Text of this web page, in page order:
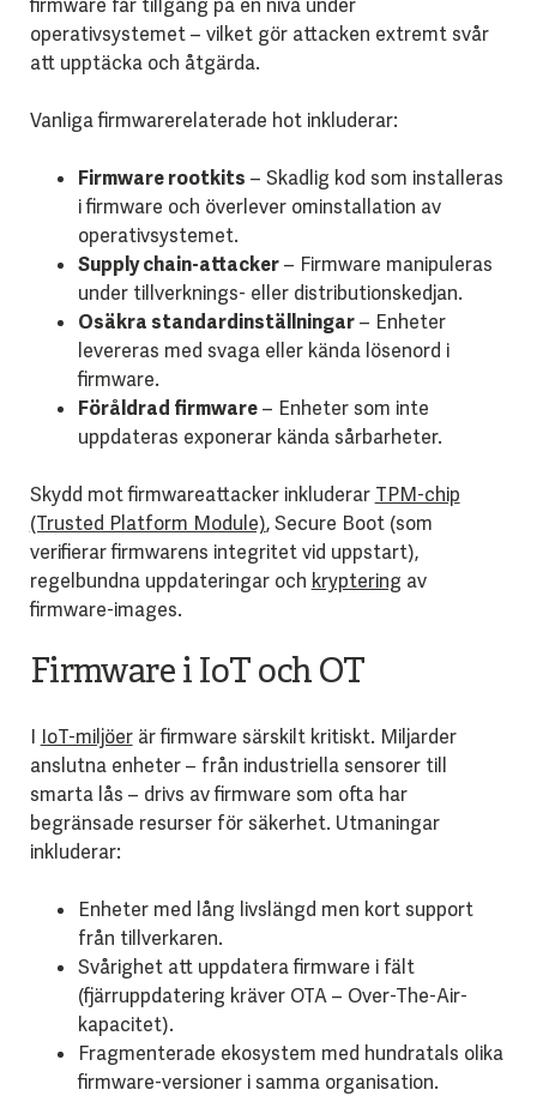
firmware får tillgång på en nivå under
operativsystemet – vilket gör attacken extremt svår
att upptäcka och åtgärda.
Vanliga firmwarerelaterade hot inkluderar:
Firmware rootkits – Skadlig kod som installeras
i firmware och överlever ominstallation av
operativsystemet.
Supply chain-attacker– Firmware manipuleras
under tillverknings- eller distributionskedjan.
Osäkra standardinställningar– Enheter
levereras med svaga eller kända lösenord i
firmware.
Föråldrad firmware– Enheter som inte
uppdateras exponerar kända sårbarheter.
Skydd mot firmwareattacker inkluderar TPM-chip
(Trusted Platform Module), Secure Boot (som
verifierar firmwarens integritet vid uppstart),
regelbundna uppdateringar och kryptering av
firmware-images.
Firmware i IoT och OT
I IoT-miljöerär firmware särskilt kritiskt. Miljarder
anslutna enheter – från industriella sensorer till
smarta lås – drivs av firmware som ofta har
begränsade resurser för säkerhet. Utmaningar
inkluderar:
Enheter med lång livslängd men kort support
från tillverkaren.
Svårighet att uppdatera firmware i fält
(fjärruppdatering kräver OTA – Over-The-Air-
kapacitet).
Fragmenterade ekosystem med hundratals olika
firmware-versioner i samma organisation.